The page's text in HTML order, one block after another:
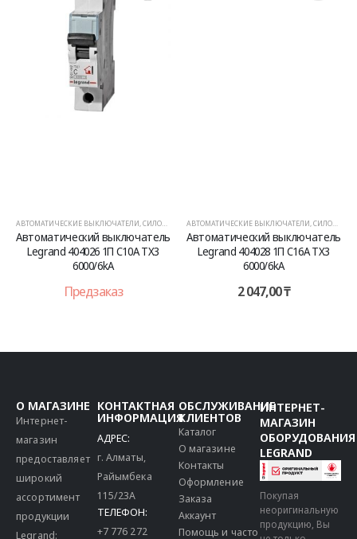
АВТОМАТИЧЕСКИЕ ВЫКЛЮЧАТЕЛИ,СИЛОВОЕ ОБОРУДОВАНИЕ
Автоматический выключатель
Legrand 404026 1П C10A TX3
6000/6kA
Предзаказ
АВТОМАТИЧЕСКИЕ ВЫКЛЮЧАТЕЛИ,СИЛОВОЕ ОБОРУДОВАНИЕ
Автоматический выключатель
Legrand 404028 1П C16A TX3
6000/6kA
2 047,00₸
О МАГАЗИНЕ
Интернет-
магазин
предоставляет
широкий
ассортимент
продукции
Legrand:
КОНТАКТНАЯ
ИНФОРМАЦИЯ
АДРЕС:
г. Алматы,
Райымбека
115/23A
ТЕЛЕФОН:
+7 776 272
ОБСЛУЖИВАНИЕ
КЛИЕНТОВ
Каталог
О магазине
Контакты
Оформление
Заказа
Аккаунт
Помощь и часто
ИНТЕРНЕТ-
МАГАЗИН
ОБОРУДОВАНИЯ
LEGRAND
Покупая
неоригинальную
продукцию, Вы